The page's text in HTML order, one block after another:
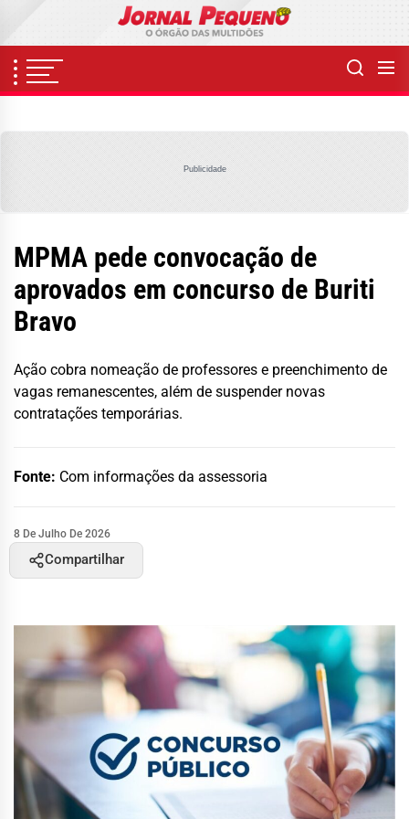
content
Publicidade
MPMA pede convocação de
aprovados em concurso de Buriti
Bravo
Ação cobra nomeação de professores e preenchimento de
vagas remanescentes, além de suspender novas
contratações temporárias.
Fonte: Com informações da assessoria
8 De Julho De 2026
Compartilhar